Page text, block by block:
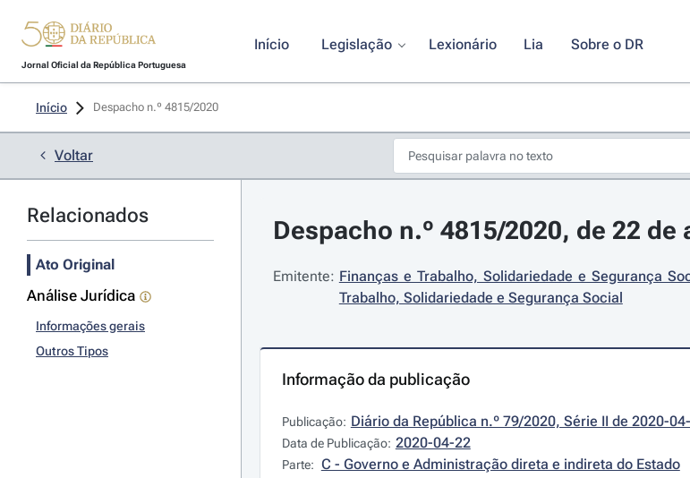
Jornal Oficial da República Portuguesa
Início Legislação Lexionário Lia Sobre o DR
Início Despacho n.º 4815/2020
Voltar
Relacionados
Ato Original
Análise Jurídica
Informações gerais
Outros Tipos
Despacho n.º 4815/2020, de 22 de
Emitente: Finanças e Trabalho, Solidariedade e Segurança
Trabalho, Solidariedade e Segurança Social
Informação da publicação
Publicação: Diário da República n.º 79/2020, Série II de 2020-
Data de Publicação: 2020-04-22
Parte: C - Governo e Administração direta e indireta do Estado